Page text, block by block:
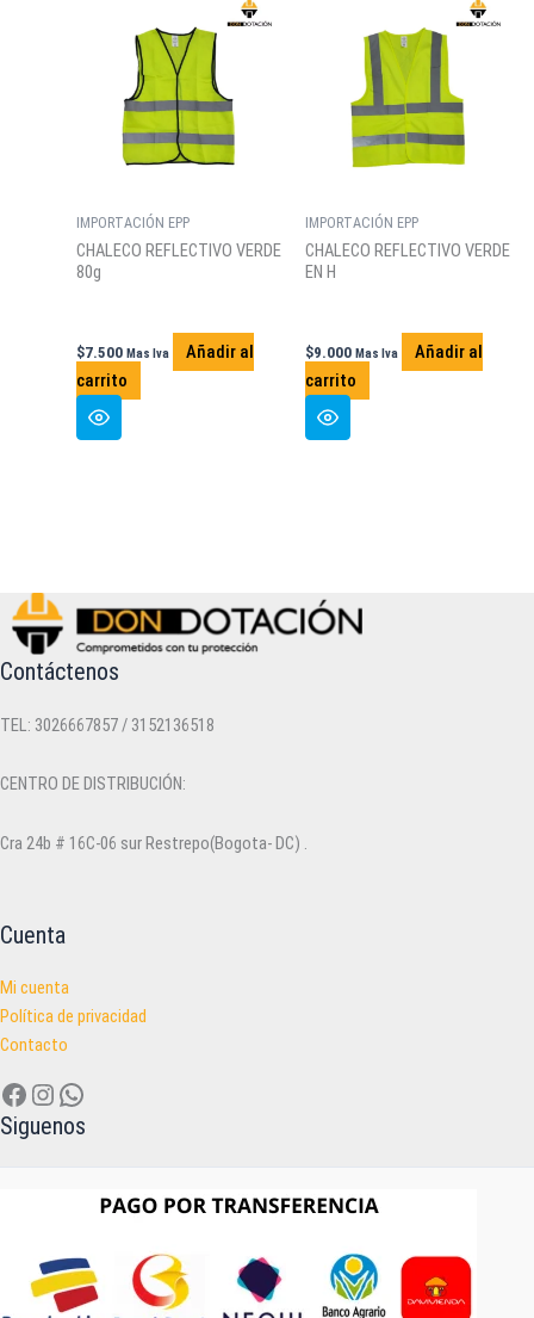
IMPORTACIÓN EPP
CHALECO REFLECTIVO VERDE
80g
$7.500 Mas Iva
Añadir al
carrito
IMPORTACIÓN EPP
CHALECO REFLECTIVO VERDE
EN H
$9.000 Mas Iva
Añadir al
carrito
Contáctenos
TEL: 3026667857 / 3152136518
CENTRO DE DISTRIBUCIÓN:
Cra 24b # 16C-06 sur Restrepo(Bogota- DC) .
Cuenta
Mi cuenta
Política de privacidad
Contacto
Facebook
Instagram
WhatsApp
Siguenos